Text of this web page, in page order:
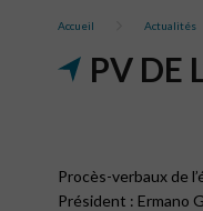
Accueil Actualités
PV DE
Procès-verbaux de
Président : Ermano